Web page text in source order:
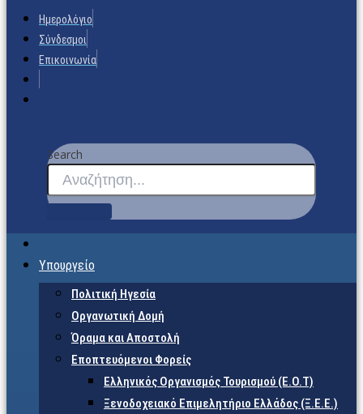
Ημερολόγιο
Σύνδεσμοι
Επικοινωνία
Search
Υπουργείο
Πολιτική Ηγεσία
Οργανωτική Δομή
Όραμα και Αποστολή
Εποπτευόμενοι Φορείς
Eλληνικός Οργανισμός Τουρισμού (Ε.Ο.Τ)
Ξενοδοχειακό Επιμελητήριο Ελλάδος (Ξ.Ε.Ε.)